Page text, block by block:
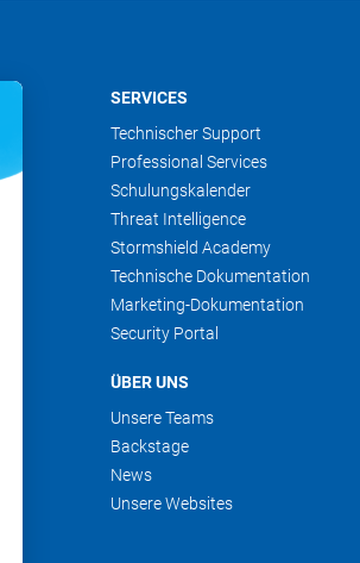
SERVICES
Technischer Support
Professional Services
Schulungskalender
Threat Intelligence
Stormshield Academy
Technische Dokumentation
Marketing-Dokumentation
Security Portal
ÜBER UNS
Unsere Teams
Backstage
News
Unsere Websites